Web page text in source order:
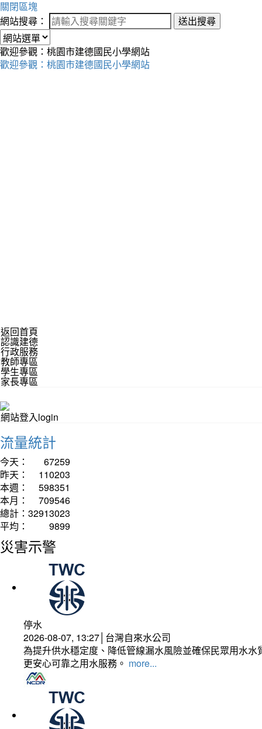
關閉區塊
網站搜尋：
送出搜尋
歡迎參觀：桃園市建德國民小學網站
歡迎參觀：桃園市建德國民小學網站
返回首頁
認識建德
行政服務
教師專區
學生專區
家長專區
網站登入login
流量統計
今天：
67259
昨天：
110203
本週：
598351
本月：
709546
總計： 32913023
平均：
9899
災害示警
停水
2026-08-07, 13:27│台灣自來水公司
為提升供水穩定度、降低管線漏水風險並確保民眾用水
更安心可靠之用水服務。 more...